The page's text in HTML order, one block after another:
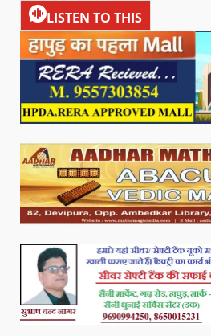
LISTEN TO THIS